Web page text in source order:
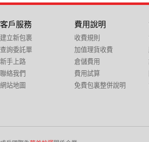
客戶服務
建立新包裹
查詢委託單
新手上路
聯絡我們
網站地圖
費用說明
收費規則
加值理貨收費
倉儲費用
費用試算
免費包裏整併說明